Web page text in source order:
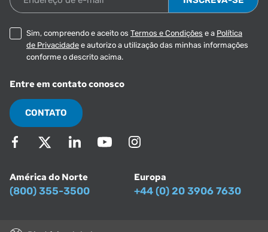
Sim, compreendo e aceito os Termos e Condições e a Política
de Privacidade e autorizo a utilização das minhas informações
conforme o descrito acima.
Entre em contato conosco
CONTATO
América do Norte
(800) 355-3500
Europa
+44 (0) 20 3906 7630